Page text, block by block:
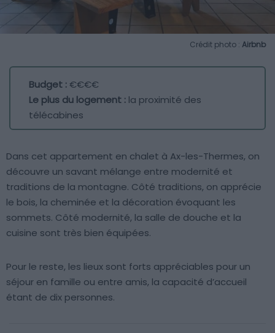
Crédit photo : Airbnb
Budget :€€€€
Le plus du logement : la proximité des
télécabines
Dans cet appartement en chalet à Ax-les-Thermes, on
découvre un savant mélange entre modernité et
traditions de la montagne. Côté traditions, on apprécie
le bois, la cheminée et la décoration évoquant les
sommets. Côté modernité, la salle de douche et la
cuisine sont très bien équipées.
Pour le reste, les lieux sont forts appréciables pour un
séjour en famille ou entre amis, la capacité d’accueil
étant de dix personnes.